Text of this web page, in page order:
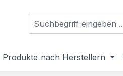
Produkte nach Herstellern